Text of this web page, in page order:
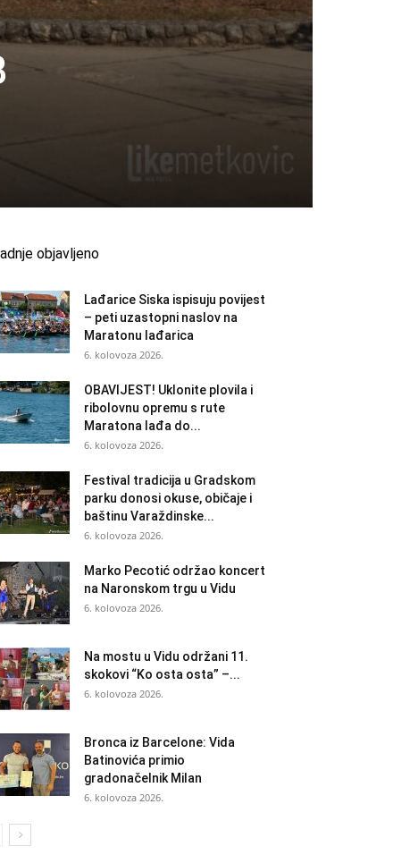
objavljeno
Lađarice Siska ispisuju povijest
– peti uzastopni naslov na
Maratonu lađarica
6. kolovoza 2026.
OBAVIJEST! Uklonite plovila i
ribolovnu opremu s rute
Maratona lađa do...
6. kolovoza 2026.
Festival tradicija u Gradskom
parku donosi okuse, običaje i
baštinu Varaždinske...
6. kolovoza 2026.
Marko Pecotić održao koncert
na Naronskom trgu u Vidu
6. kolovoza 2026.
Na mostu u Vidu održani 11.
skokovi “Ko osta osta” –...
6. kolovoza 2026.
Bronca iz Barcelone: Vida
Batinovića primio
gradonačelnik Milan
6. kolovoza 2026.